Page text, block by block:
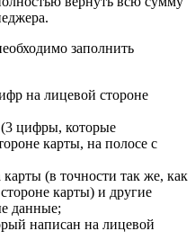
заполнить
на лицевой стороне
цифры, которые
карты, на полосе с
(в точности так же, как
карты) и другие
данные;
написан на лицевой